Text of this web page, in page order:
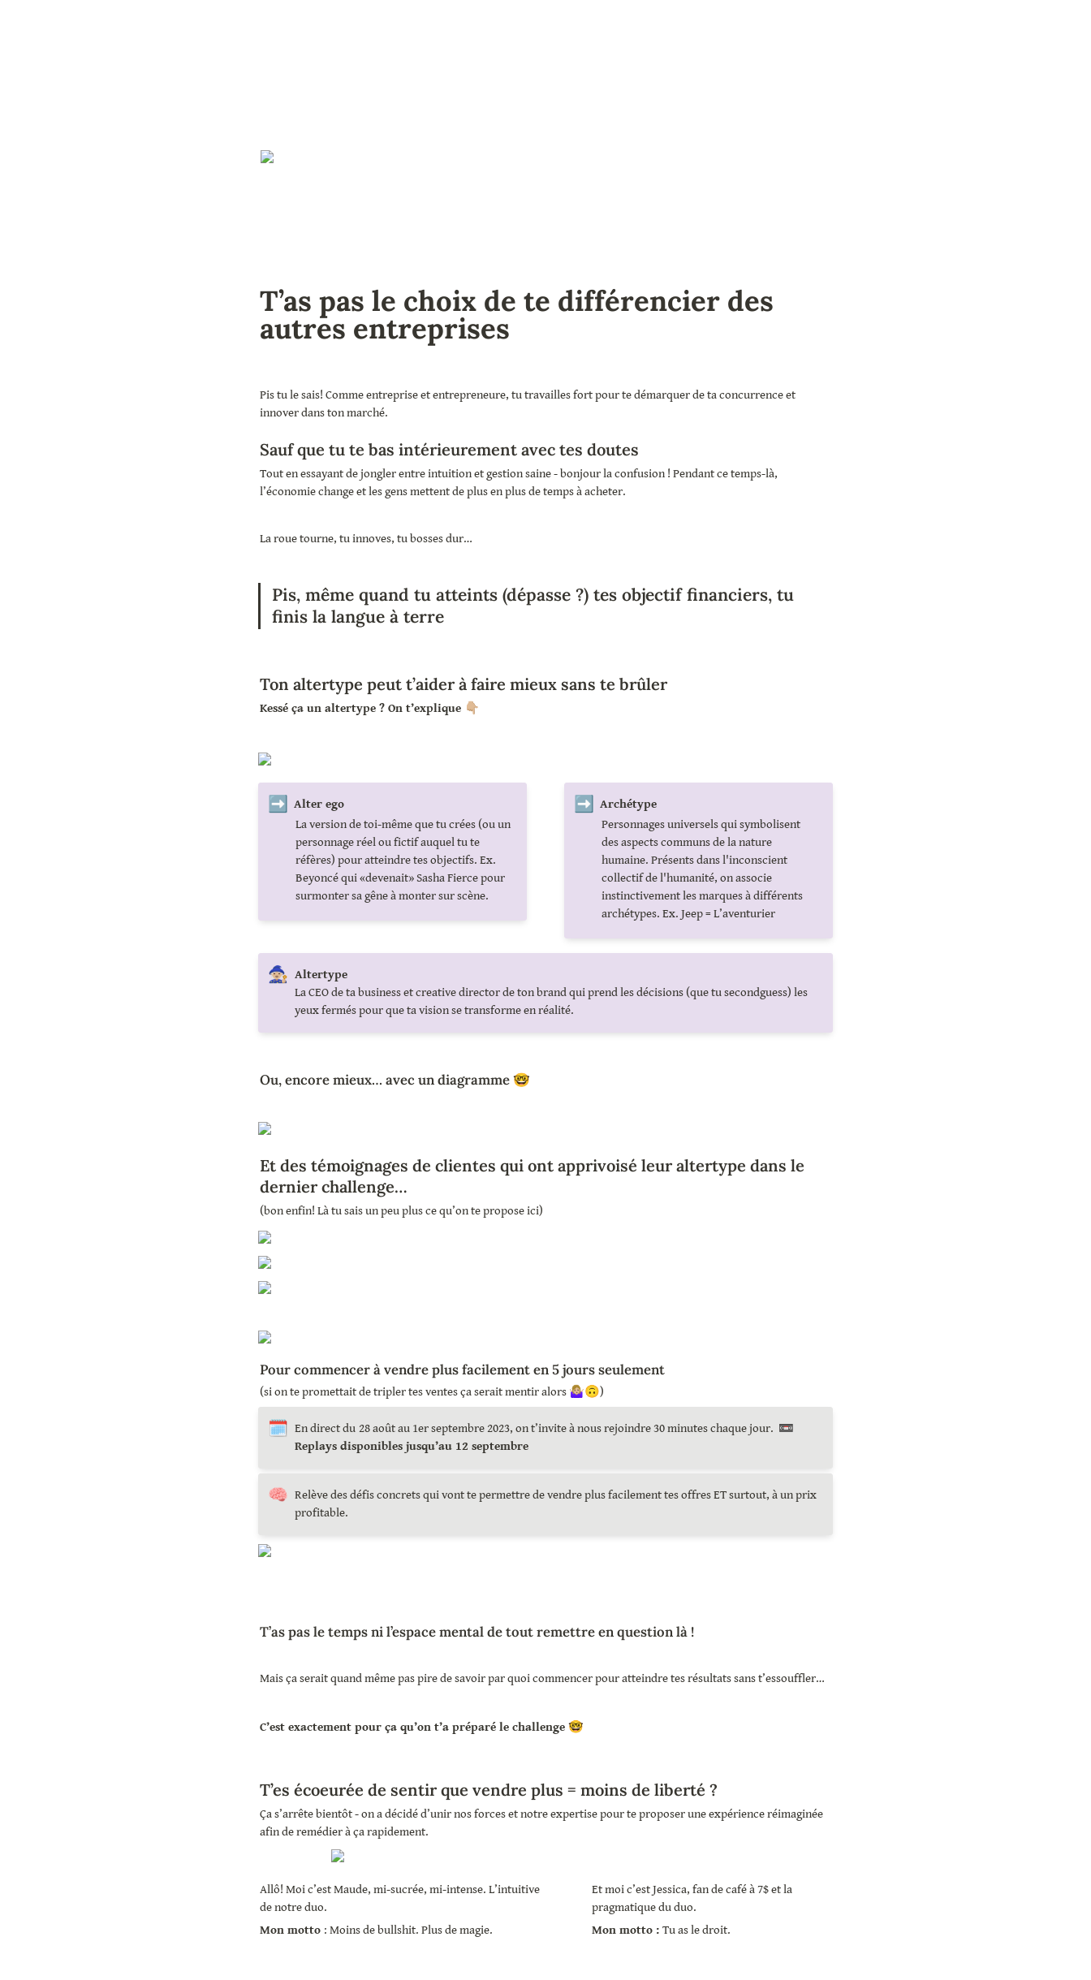
T’as pas le choix de te différencier des
autres entreprises
Pis tu le sais! Comme entreprise et entrepreneure, tu travailles fort pour te démarquer de ta concurrence et
innover dans ton marché.
Sauf que tu te bas intérieurement avec tes doutes
Tout en essayant de jongler entre intuition et gestion saine - bonjour la confusion ! Pendant ce temps-là,
l’économie change et les gens mettent de plus en plus de temps à acheter.
La roue tourne, tu innoves, tu bosses dur…
Pis, même quand tu atteints (dépasse ?) tes objectif financiers, tu
finis la langue à terre
Ton altertype peut t’aider à faire mieux sans te brûler
Kessé ça un altertype ? On t’explique 👇🏼
➡️
Alter ego
La version de toi-même que tu crées (ou un
personnage réel ou fictif auquel tu te
réfères) pour atteindre tes objectifs. Ex.
Beyoncé qui «devenait» Sasha Fierce pour
surmonter sa gêne à monter sur scène.
➡️
Archétype
Personnages universels qui symbolisent
des aspects communs de la nature
humaine. Présents dans l'inconscient
collectif de l'humanité, on associe
instinctivement les marques à différents
archétypes. Ex. Jeep = L’aventurier
🧙🏼 Altertype
La CEO de ta business et creative director de ton brand qui prend les décisions (que tu secondguess) les
yeux fermés pour que ta vision se transforme en réalité.
Ou, encore mieux… avec un diagramme 🤓
Et des témoignages de clientes qui ont apprivoisé leur altertype dans le
dernier challenge…
(bon enfin! Là tu sais un peu plus ce qu’on te propose ici)
Pour commencer à vendre plus facilement en 5 jours seulement
(si on te promettait de tripler tes ventes ça serait mentir alors 🤷🏼‍♀️🙃)
🗓️ En direct du
Replays disponibles jusqu’au 12 septembre
🧠 Relève des défis concrets qui vont te permettre de vendre plus facilement tes offres ET surtout, à un prix
profitable.
T’as pas le temps ni l’espace mental de tout remettre en question là !
Mais ça serait quand même pas pire de savoir par quoi commencer pour atteindre tes résultats sans t’essouffler…
C’est exactement pour ça qu’on t’a préparé le challenge 🤓
T’es écoeurée de sentir que vendre plus = moins de liberté ?
Ça s’arrête bientôt - on a décidé d’unir nos forces et notre expertise pour te proposer une expérience réimaginée
afin de remédier à ça rapidement.
Allô! Moi c’est Maude, mi-sucrée, mi-intense. L’intuitive
de notre duo.
Mon motto : Moins de bullshit. Plus de magie.
Et moi c’est Jessica, fan de café à 7$ et la
pragmatique du duo.
Mon motto : Tu as le droit.